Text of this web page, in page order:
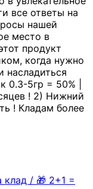
все ответы на
нашей
место в
продукт
когда нужно
насладиться
0.3-5гр = 50% |
! 2) Нижний
! Кладам более
клад / 🎁 2+1 =